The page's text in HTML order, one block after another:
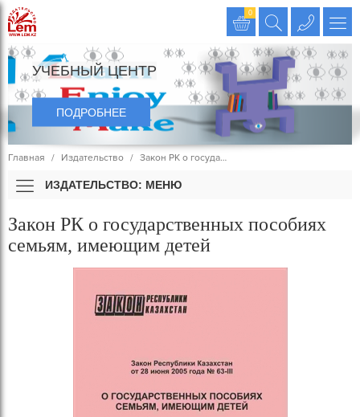
0
УЧЕБНЫЙ ЦЕНТР
ПОДРОБНЕЕ
Главная Издательство Закон РК о госуда…
ИЗДАТЕЛЬСТВО: МЕНЮ
Закон РК о государственных пособиях
семьям, имеющим детей